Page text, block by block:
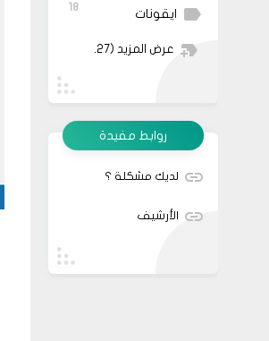
ايقونات 18
عرض المزيد (27)
روابط مفيدة
لديك مشكلة ؟
الأرشيف